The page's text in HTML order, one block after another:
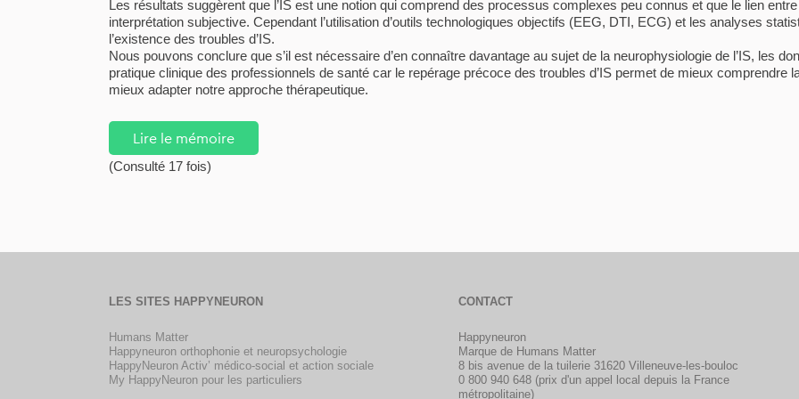
Les résultats suggèrent que l’IS est une notion qui comprend des processus complexes peu connus et que le lien
interprétation subjective. Cependant l’utilisation d’outils technologiques objectifs (EEG, DTI, ECG) et les analyses
l’existence des troubles d’IS.
Nous pouvons conclure que s’il est nécessaire d’en connaître davantage au sujet de la neurophysiologie de l’IS, les
pratique clinique des professionnels de santé car le repérage précoce des troubles d’IS permet de mieux comprendre
mieux adapter notre approche thérapeutique.
Lire le mémoire
(Consulté 17 fois)
LES SITES HAPPYNEURON
Humans Matter
Happyneuron orthophonie et neuropsychologie
HappyNeuron Activ’ médico-social et action sociale
My HappyNeuron pour les particuliers
CONTACT
Happyneuron
Marque de Humans Matter
8 bis avenue de la tuilerie 31620 Villeneuve-les-bouloc
0 800 940 648 (prix d'un appel local depuis la France
métropolitaine)